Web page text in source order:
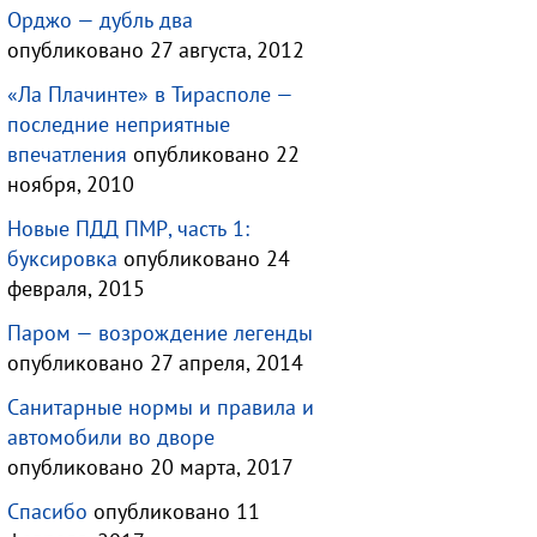
Орджо — дубль два
опубликовано 27 августа, 2012
«Ла Плачинте» в Тирасполе —
последние неприятные
впечатления опубликовано 22
ноября, 2010
Новые ПДД ПМР, часть 1:
буксировка опубликовано 24
февраля, 2015
Паром — возрождение легенды
опубликовано 27 апреля, 2014
Санитарные нормы и правила и
автомобили во дворе
опубликовано 20 марта, 2017
Спасибо опубликовано 11